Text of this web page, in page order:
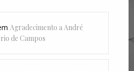
Agradecimento a André
de Campos